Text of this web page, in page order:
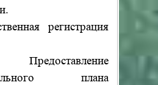
регистрация
плана